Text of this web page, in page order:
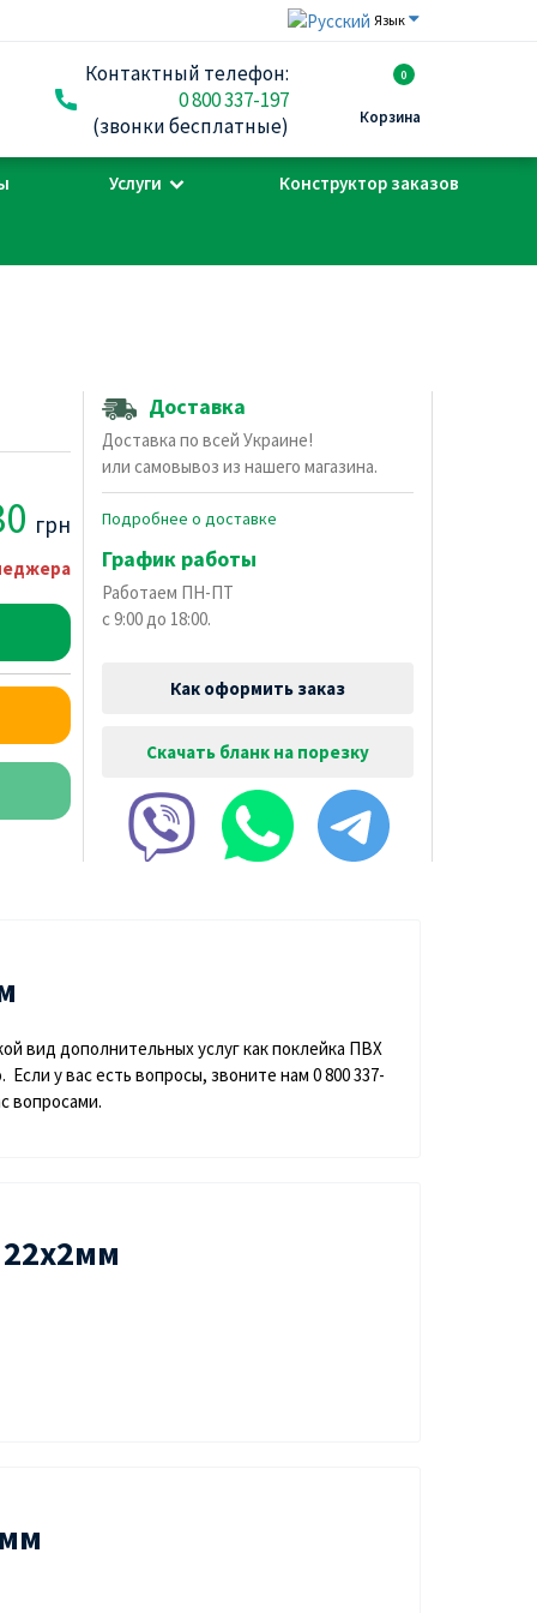
Язык
Контактный телефон:
0 800 337-197
(звонки бесплатные)
0
Корзина
Услуги Конструктор заказов
грн
Доставка
Доставка по всей Украине!
или самовывоз из нашего магазина.
Подробнее о доставке
График работы
Работаем ПН-ПТ
с 9:00 до 18:00.
Как оформить заказ
Скачать бланк на порезку
вид дополнительных услуг как поклейка ПВХ
у вас есть вопросы, звоните нам 0 800 337-
вопросами.